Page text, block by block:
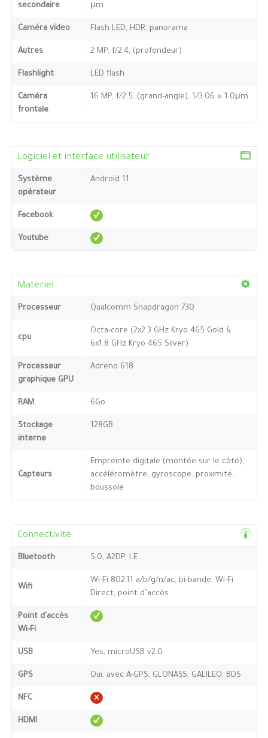
secondaire
μm
Caméra video Flash LED, HDR, panorama
Autres 2 MP, f/2.4, (profondeur)
Flashlight LED flash
Caméra
frontale
16 MP, f/2.5, (grand-angle), 1/3.06 » 1.0μm
Logiciel et interface utilisateur
Système
opérateur
Android 11
Facebook
Youtube
Matériel
Processeur Qualcomm Snapdragon 730
cpu
Octa-core (2x2.3 GHz Kryo 465 Gold &
6x1.8 GHz Kryo 465 Silver)
Processeur
graphique GPU
Adreno 618
RAM 6Go
Stockage
interne
128GB
Capteurs
Empreinte digitale (montée sur le côté),
accéléromètre, gyroscope, proximité,
boussole
Connectivité
Bluetooth 5.0, A2DP, LE
Wifi
Wi-Fi 802.11 a/b/g/n/ac, bi-bande, Wi-Fi
Direct, point d’accès
Point d'accès
Wi-Fi
USB Yes, microUSB v2.0
GPS Oui, avec A-GPS, GLONASS, GALILEO, BDS
NFC
HDMI